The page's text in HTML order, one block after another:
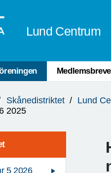
Lund Centrum
Skånedistriktet Lund
2025
5 2026